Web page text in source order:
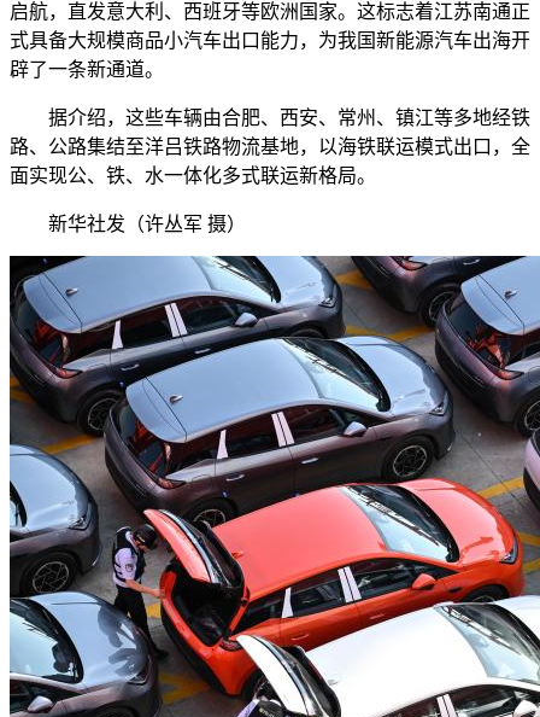
启航，直发意大利、西班牙等欧洲国家。这标志着江苏南通正
式具备大规模商品小汽车出口能力，为我国新能源汽车出海开
辟了一条新通道。
据介绍，这些车辆由合肥、西安、常州、镇江等多地经铁
路、公路集结至洋吕铁路物流基地，以海铁联运模式出口，全
面实现公、铁、水一体化多式联运新格局。
新华社发（许丛军 摄）